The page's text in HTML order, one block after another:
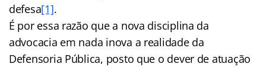
defesa[1].
É por essa razão que a nova disciplina da
advocacia em nada inova a realidade da
Defensoria Pública, posto que o dever de atuação